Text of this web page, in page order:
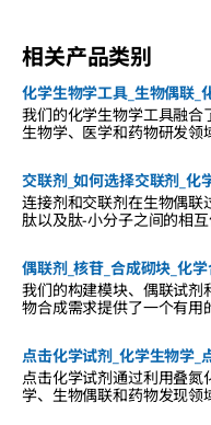
相关产品类别
化学生物学工具_生物偶联_
我们的化学生物学工具融
生物学、医学和药物研发领
交联剂_如何选择交联剂_化
连接剂和交联剂在生物偶联
肽以及肽-小分子之间的相互
偶联剂_核苷_合成砌块_化
我们的构建模块、偶联试
物合成需求提供了一个有用
点击化学试剂_化学生物学_
点击化学试剂通过利用叠
学、生物偶联和药物发现领